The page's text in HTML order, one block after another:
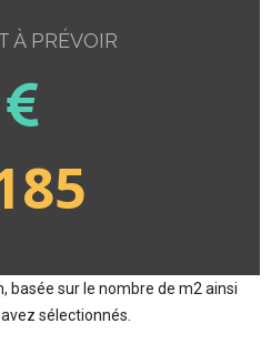
À PRÉVOIR
basée sur le nombre de m2 ainsi
sélectionnés.